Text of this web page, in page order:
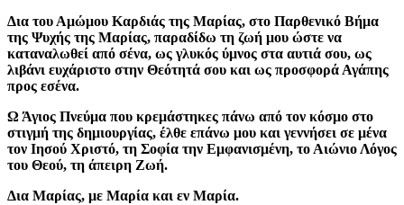
Δια του Αμώμου Καρδιάς της Μαρίας, στο Παρθενικό Βήμα
της Ψυχής της Μαρίας, παραδίδω τη ζωή μου ώστε να
καταναλωθεί από σένα, ως γλυκός ύμνος στα αυτιά σου, ως
λιβάνι ευχάριστο στην Θεότητά σου και ως προσφορά Αγάπης
προς εσένα.
Ω Άγιος Πνεύμα που κρεμάστηκες πάνω από τον κόσμο στο
στιγμή της δημιουργίας, έλθε επάνω μου και γεννήσει σε μένα
τον Ιησού Χριστό, τη Σοφία την Εμφανισμένη, το Αιώνιο Λόγος
του Θεού, τη άπειρη Ζωή.
Δια Μαρίας, με Μαρία και εν Μαρία.